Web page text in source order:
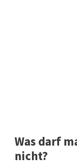
Was darf
nicht?